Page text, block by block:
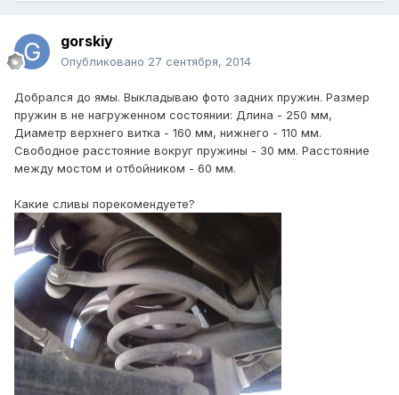
gorskiy
Опубликовано 27 сентября, 2014
Добрался до ямы. Выкладываю фото задних пружин. Размер
пружин в не нагруженном состоянии: Длина - 250 мм,
Диаметр верхнего витка - 160 мм, нижнего - 110 мм.
Свободное расстояние вокруг пружины - 30 мм. Расстояние
между мостом и отбойником - 60 мм.
Какие сливы порекомендуете?